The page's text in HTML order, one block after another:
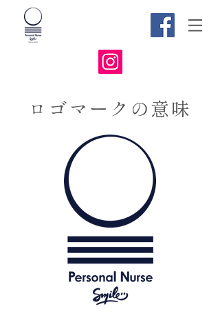
​ロゴマークの意味